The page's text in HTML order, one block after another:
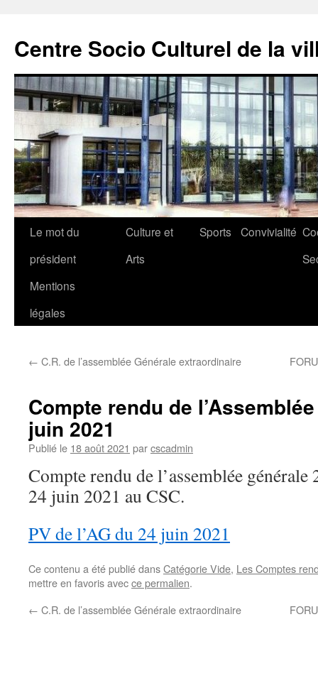
contenu
Centre Socio Culturel de la
Le mot du
président
Culture et
Arts
Sports Convivialité
Mentions
légales
← C.R. de l’assemblée Générale extraordinaire
Compte rendu de
juin 2021
Publié le 18 août 2021 parcscadmin
Compte rendu de l’assemblée générale
24 juin 2021 au CSC.
PV de l’AG du 24 juin 2021
Ce contenu a été publié dansCatégorie Vide, Les Comptes
mettre en favoris avecce permalien.
← C.R. de l’assemblée Générale extraordinaire